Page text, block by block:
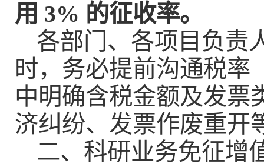
用 3% 的征收率。
各部门、各项目负责
时，务必提前沟通税率
中明确含税金额及发票
济纠纷、发票作废重开
二、科研业务免征增